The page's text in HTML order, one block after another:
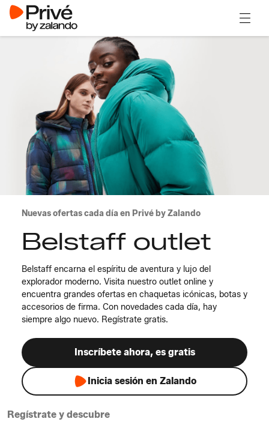
Nuevas ofertas cada día en Privé by Zalando
Belstaff outlet
Belstaff encarna el espíritu de aventura y lujo del
explorador moderno. Visita nuestro outlet online y
encuentra grandes ofertas en chaquetas icónicas, botas y
accesorios de firma. Con novedades cada día, hay
siempre algo nuevo. Regístrate gratis.
Inscríbete ahora, es gratis
Inicia sesión en Zalando
Regístrate y descubre